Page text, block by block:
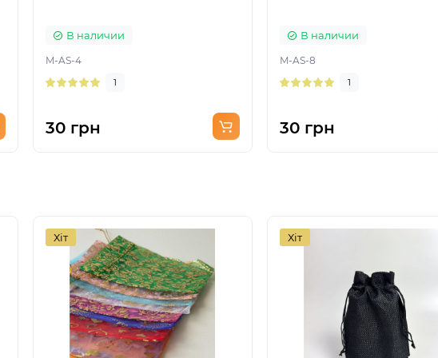
В наличии
M-AS-4
1
30 грн
В наличии
M-AS-8
1
30 грн
Хіт Хіт